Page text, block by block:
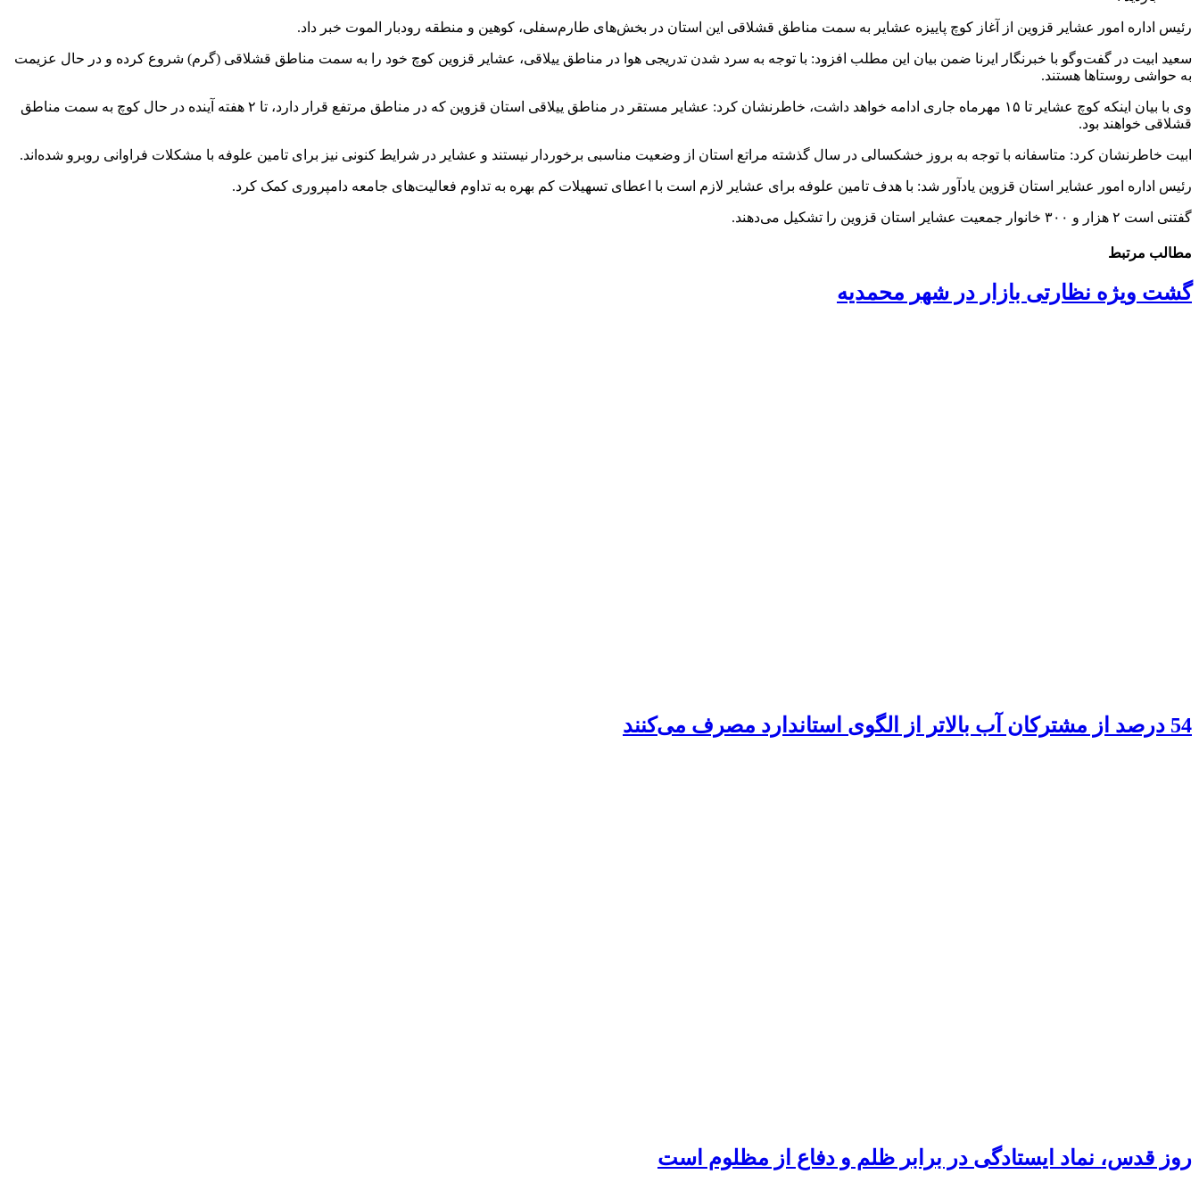
رئیس اداره امور عشایر قزوین از آغاز کوچ پاییزه عشایر به سمت مناطق قشلاقی این استان در بخش‌های طارم‌سفلی، کوهین و منطقه رودبار الموت خبر داد.
سعید ابیت در گفت‌وگو با خبرنگار ایرنا ضمن بیان این مطلب افزود: با توجه به سرد شدن تدریجی هوا در مناطق ییلاقی، عشایر قزوین کوچ خود را به سمت مناطق قشلاقی (گرم) شروع کرده و در حال عزیمت
به حواشی روستاها هستند.
وی با بیان اینکه کوچ عشایر تا ۱۵ مهرماه جاری ادامه خواهد داشت، خاطرنشان کرد: عشایر مستقر در مناطق ییلاقی استان قزوین که در مناطق مرتفع قرار دارد، تا ۲ هفته آینده در حال کوچ به سمت مناطق
قشلاقی خواهند بود.
ابیت خاطرنشان کرد: متاسفانه با توجه به بروز خشکسالی در سال گذشته مراتع استان از وضعیت مناسبی برخوردار نیستند و عشایر در شرایط کنونی نیز برای تامین علوفه با مشکلات فراوانی روبرو شده‌اند.
رئیس اداره امور عشایر استان قزوین یادآور شد: با هدف تامین علوفه برای عشایر لازم است با اعطای تسهیلات کم بهره به تداوم فعالیت‌های جامعه دامپروری کمک کرد.
گفتنی است ۲ هزار و ۳۰۰ خانوار جمعیت عشایر استان قزوین را تشکیل می‌دهند.
مطالب مرتبط
گشت ویژه نظارتی بازار در شهر محمدیه
54 درصد از مشترکان آب بالاتر از الگوی استاندارد مصرف می‌کنند
روز قدس، نماد ایستادگی در برابر ظلم و دفاع از مظلوم است